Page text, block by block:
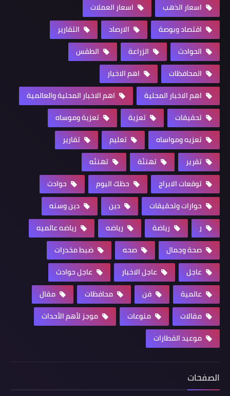
اسعار الذهب
اسعار العملات
اقتصاد وبوصة
الارصاد
التقارير
الحوادث
الزراعة
الطقس
المحافظات
اهم الاخبار
اهم الاخبار المحلية
اهم الاخبار المحلية والعالمية
تحقيقات
تعزية
تعزية وموساه
تعزيه ومواساه
تعليم
تقارير
تقرير
تهنئة
تهنئه
توقعات الابراج
حظك اليوم
حوادث
حوارات وتحقيقات
دين
دين وسنه
ر
رياضة رياضه
رياضه عالميه
صحة وجمال
صحه
ضبط مخدرات
عاجل
عاجل الاخبار
عاجل حوادث
عالمية
فن محافظات
مقال
مقالات
منوعات
موجز لأهم الأحداث
موعيد القطارات
الصفحات